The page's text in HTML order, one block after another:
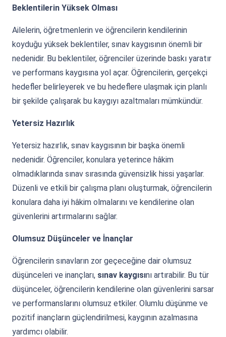
Beklentilerin Yüksek Olması
Ailelerin, öğretmenlerin ve öğrencilerin kendilerinin
koyduğu yüksek beklentiler, sınav kaygısının önemli bir
nedenidir. Bu beklentiler, öğrenciler üzerinde baskı yaratır
ve performans kaygısına yol açar. Öğrencilerin, gerçekçi
hedefler belirleyerek ve bu hedeflere ulaşmak için planlı
bir şekilde çalışarak bu kaygıyı azaltmaları mümkündür.
Yetersiz Hazırlık
Yetersiz hazırlık, sınav kaygısının bir başka önemli
nedenidir. Öğrenciler, konulara yeterince hâkim
olmadıklarında sınav sırasında güvensizlik hissi yaşarlar.
Düzenli ve etkili bir çalışma planı oluşturmak, öğrencilerin
konulara daha iyi hâkim olmalarını ve kendilerine olan
güvenlerini artırmalarını sağlar.
Olumsuz Düşünceler ve İnançlar
Öğrencilerin sınavların zor geçeceğine dair olumsuz
düşünceleri ve inançları, sınav kaygısını artırabilir. Bu tür
düşünceler, öğrencilerin kendilerine olan güvenlerini sarsar
ve performanslarını olumsuz etkiler. Olumlu düşünme ve
pozitif inançların güçlendirilmesi, kaygının azalmasına
yardımcı olabilir.